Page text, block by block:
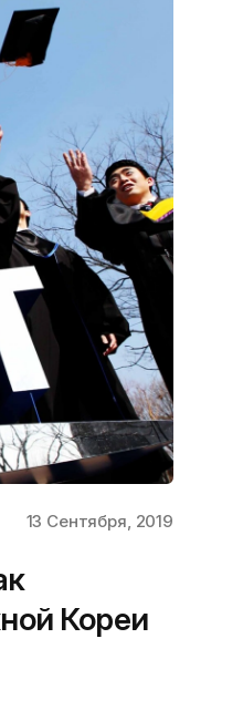
13 Сентября, 2019
Кореи